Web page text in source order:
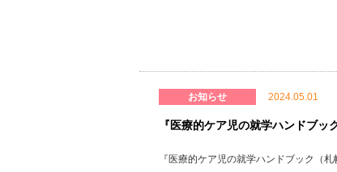
お知らせ 2024.05.01
『医療的ケア児の就学ハンドブ
『医療的ケア児の就学ハンドブック（